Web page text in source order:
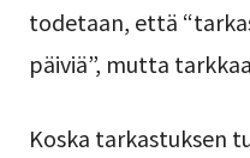
todetaan, että
päiviä”, mutta
Koska tarkastuksen